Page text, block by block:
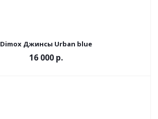
Dimox Джинсы Urban blue
16 000 р.